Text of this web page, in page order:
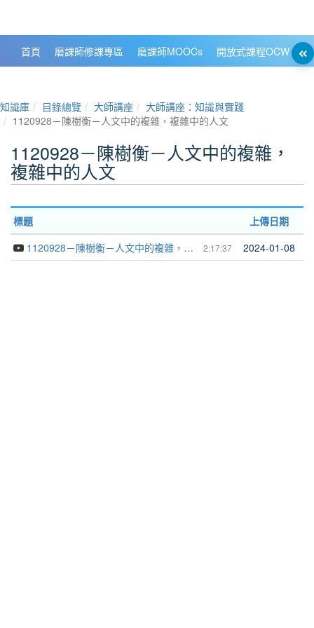
首頁 磨課師修課專區 磨課師MOOCs 開放式課程OCW
知識庫 目錄總覽 大師講座
大師講座：知識與實踐
1120928－陳樹衡－人文中的複雜，複雜中的人文
1120928－陳樹衡－人文中的複雜，
複雜中的人文
標題 上傳日期
2:17:37
1120928－陳樹衡－人文中的複雜，複雜中的人文 2024-01-08